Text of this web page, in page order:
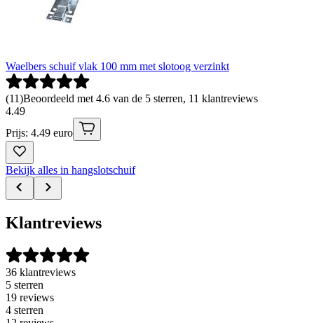
Waelbers schuif vlak 100 mm met slotoog verzinkt
(11)Beoordeeld met 4.6 van de 5 sterren, 11 klantreviews
4.49
Prijs: 4.49 euro
Bekijk alles in hangslotschuif
Klantreviews
36 klantreviews
5 sterren
19 reviews
4 sterren